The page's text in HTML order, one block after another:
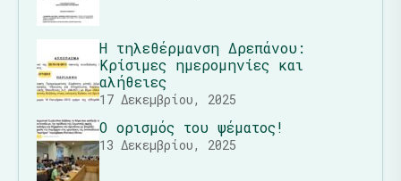
Η τηλεθέρμανση Δρεπάνου:
Κρίσιμες ημερομηνίες και
αλήθειες
17 Δεκεμβρίου, 2025
Ο ορισμός του ψέματος!
13 Δεκεμβρίου, 2025